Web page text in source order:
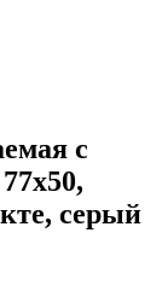
с
серый